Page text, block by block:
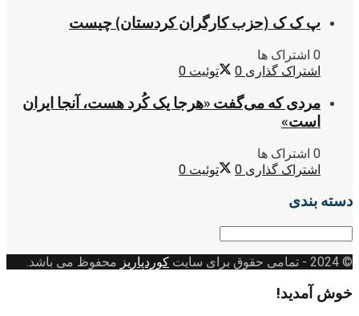
پ ک ک (حزب کارگران کردستان) چیست
0 اشتراک ها
اشتراک گذاری 0 توئیت 0
مردی که می‌گفت «هرجا یک کُرد هست، آنجا ایران
است»
0 اشتراک ها
اشتراک گذاری 0 توئیت 0
دسته بندی
دسته
© 2024
- تمامی حقوق برای سایت کوردپاریز محفوظ می باشد.
خوش آمدید!